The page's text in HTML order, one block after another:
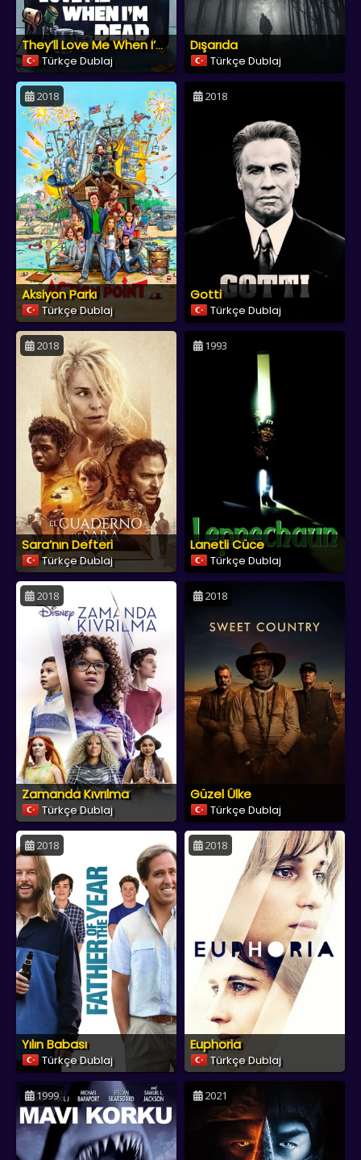
They’ll Love Me When I’m Dead
Türkçe Dublaj
Dışarıda
Türkçe Dublaj
2018
Aksiyon Parkı
Türkçe Dublaj
2018
Gotti
Türkçe Dublaj
2018
Sara’nın Defteri
Türkçe Dublaj
1993
Lanetli Cüce
Türkçe Dublaj
2018
Zamanda Kıvrılma
Türkçe Dublaj
2018
Güzel Ülke
Türkçe Dublaj
2018
Yılın Babası
Türkçe Dublaj
2018
Euphoria
Türkçe Dublaj
1999 2021